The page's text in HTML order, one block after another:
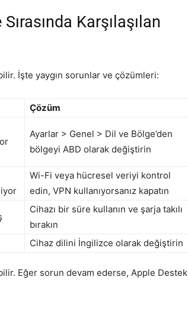
Karşılaşılan
İşte yaygın sorunlar ve çözümleri:
Çözüm
Ayarlar > Genel > Dil ve Bölge’den
bölgeyi ABD olarak değiştirin
Wi-Fi veya hücresel veriyi kontrol
edin, VPN kullanıyorsanız kapatın
Cihazı bir süre kullanın ve şarja takılı
bırakın
Cihaz dilini İngilizce olarak değiştirin
Eğer sorun devam ederse, Apple Destek